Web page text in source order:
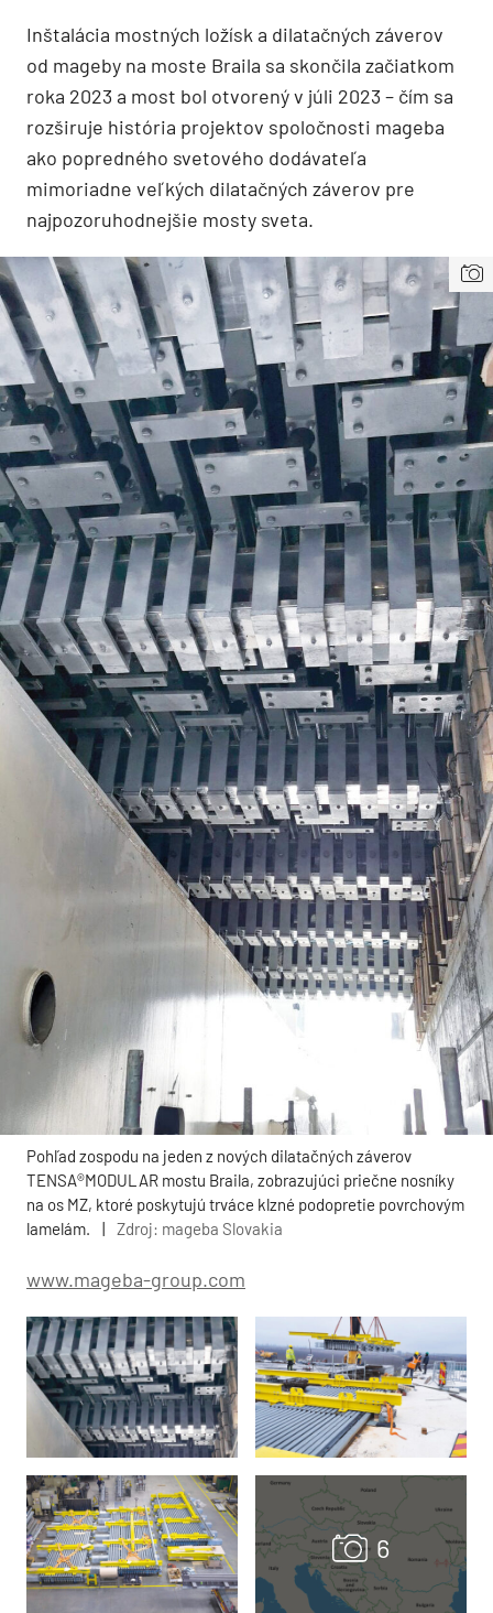
Inštalácia mostných ložísk a dilatačných záverov
od mageby na moste Braila sa skončila začiatkom
roka 2023 a most bol otvorený v júli 2023 – čím sa
rozširuje história projektov spoločnosti mageba
ako popredného svetového dodávateľa
mimoriadne veľkých dilatačných záverov pre
najpozoruhodnejšie mosty sveta.
Pohľad zospodu na jeden z nových dilatačných záverov
TENSA®MODULAR mostu Braila, zobrazujúci priečne nosníky
na os MZ, ktoré poskytujú trváce klzné podopretie povrchovým
lamelám.
| Zdroj: mageba Slovakia
www.mageba-group.com